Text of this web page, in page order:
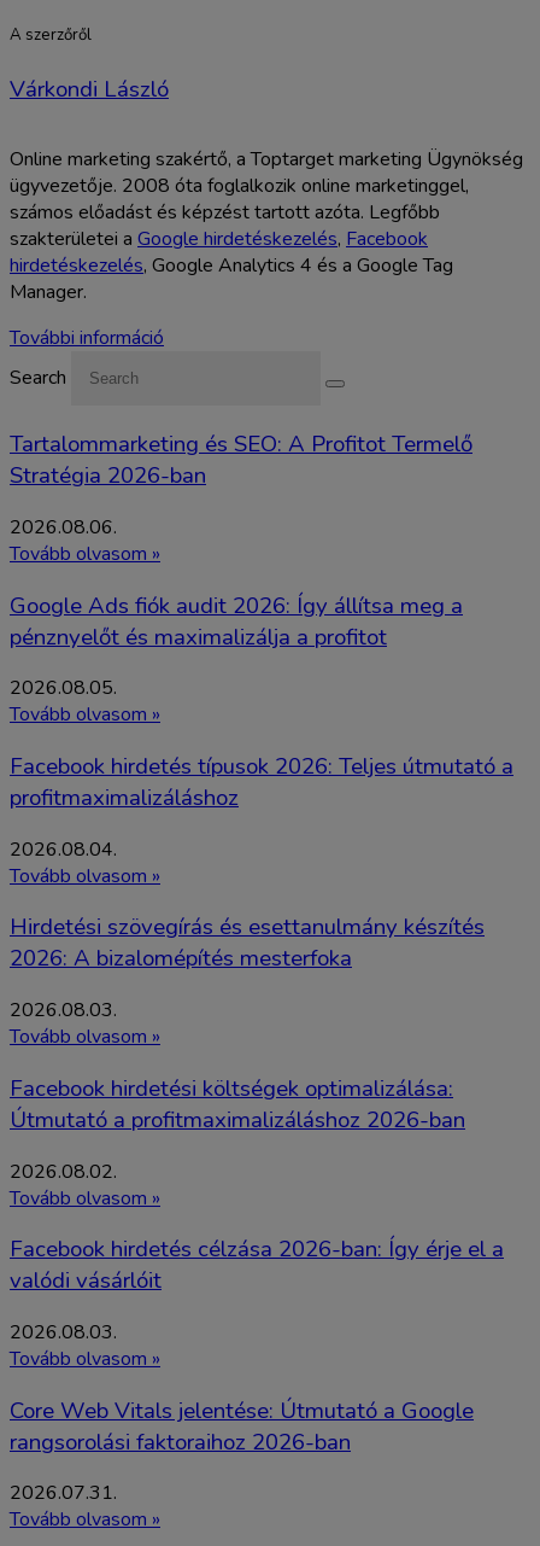
A szerzőről
Várkondi László
Online marketing szakértő, a Toptarget marketing Ügynökség
ügyvezetője. 2008 óta foglalkozik online marketinggel,
számos előadást és képzést tartott azóta. Legfőbb
szakterületei a Google hirdetéskezelés, Facebook
hirdetéskezelés, Google Analytics 4 és a Google Tag
Manager.
További információ
Search
Tartalommarketing és SEO: A Profitot Termelő
Stratégia 2026-ban
2026.08.06.
Tovább olvasom »
Google Ads fiók audit 2026: Így állítsa meg a
pénznyelőt és maximalizálja a profitot
2026.08.05.
Tovább olvasom »
Facebook hirdetés típusok 2026: Teljes útmutató a
profitmaximalizáláshoz
2026.08.04.
Tovább olvasom »
Hirdetési szövegírás és esettanulmány készítés
2026: A bizalomépítés mesterfoka
2026.08.03.
Tovább olvasom »
Facebook hirdetési költségek optimalizálása:
Útmutató a profitmaximalizáláshoz 2026-ban
2026.08.02.
Tovább olvasom »
Facebook hirdetés célzása 2026-ban: Így érje el a
valódi vásárlóit
2026.08.03.
Tovább olvasom »
Core Web Vitals jelentése: Útmutató a Google
rangsorolási faktoraihoz 2026-ban
2026.07.31.
Tovább olvasom »